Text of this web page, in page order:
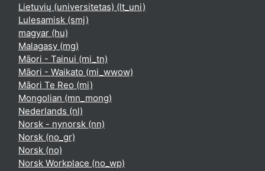
Lietuvių (universitetas) ‎(lt_uni)‎
Lulesamisk ‎(smj)‎
magyar ‎(hu)‎
Malagasy ‎(mg)‎
Māori - Tainui ‎(mi_tn)‎
Māori - Waikato ‎(mi_wwow)‎
Māori Te Reo ‎(mi)‎
Mongolian ‎(mn_mong)‎
Nederlands ‎(nl)‎
Norsk - nynorsk ‎(nn)‎
Norsk ‎(no_gr)‎
Norsk ‎(no)‎
Norsk Workplace ‎(no_wp)‎